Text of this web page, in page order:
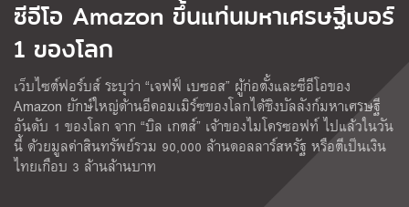
ซีอีโอ Amazon ขึ้นแท่นมหาเศรษฐีเบอร์
1 ของโลก
เว็บไซต์ฟอร์บส์ ระบุว่า “เจฟฟ์ เบซอส” ผู้ก่อตั้งและซีอีโอของ
Amazon ยักษ์ใหญ่ด้านอีคอมเมิร์ซของโลกได้ชิงบัลลังก์มหาเศรษฐี
อันดับ 1 ของโลก จาก “บิล เกตส์” เจ้าของไมโครซอฟท์ ไปแล้วในวัน
นี้ ด้วยมูลค่าสินทรัพย์รวม 90,000 ล้านดอลลาร์สหรัฐ หรือตีเป็นเงิน
ไทยเกือบ 3 ล้านล้านบาท